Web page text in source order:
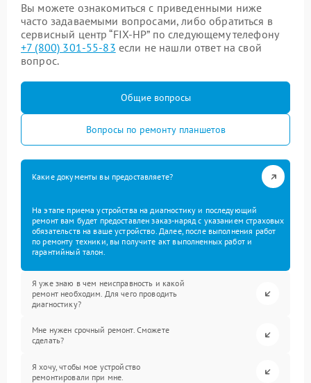
Вы можете ознакомиться с приведенными ниже
часто задаваемыми вопросами, либо обратиться в
сервисный центр “FIX-HP” по следующему телефону
+7 (800) 301-55-83 если не нашли ответ на свой
вопрос.
Общие вопросы
Вопросы по ремонту планшетов
Какие документы вы предоставляете?
На этапе приема устройства на диагностику и последующий
ремонт вам будет предоставлен заказ-наряд с указанием страховых
обязательств на ваше устройство. Далее, после выполнения работ
по ремонту техники, вы получите акт выполненных работ и
гарантийный талон.
Я уже знаю в чем неисправность и какой
ремонт необходим. Для чего проводить
диагностику?
Мне нужен срочный ремонт. Сможете
сделать?
Я хочу, чтобы мое устройство
ремонтировали при мне.